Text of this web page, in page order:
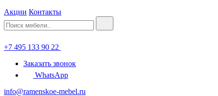
Акции Контакты
+7 495 133 90 22
Заказать звонок
WhatsApp
info@ramenskoe-mebel.ru